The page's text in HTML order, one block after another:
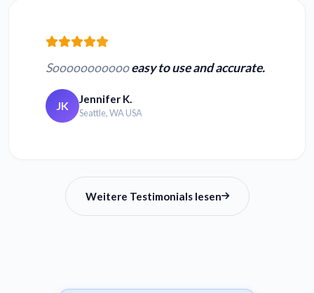
Soooooooooooeasy to use and accurate.
JK Jennifer K.
Seattle, WA USA
Weitere Testimonials lesen